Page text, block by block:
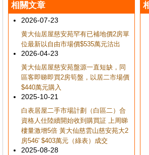
相關文章
2026-07-23
黄大仙居屋慈安苑罕有已補地價2房單
位最新以自由市場價$535萬元沽出
2026-04-23
黃大仙居屋慈安苑盤源一直短缺，同
區客即睇即買2房筍盤，以居二市場價
$440萬元購入
2025-10-21
白表居屋二手市場計劃（白區二）合
資格人仕陸續開始收到購買証 上周睇
樓量激增5倍 黃大仙慈雲山慈安苑大2
房546' $403萬元（綠表）成交
2025-08-28